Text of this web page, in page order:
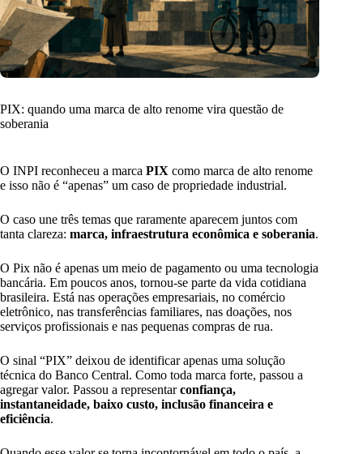
PIX: quando uma marca de alto renome vira questão de
soberania
O INPI reconheceu a marca PIX como marca de alto renome
e isso não é “apenas” um caso de propriedade industrial.
O caso une três temas que raramente aparecem juntos com
tanta clareza: marca, infraestrutura econômica e soberania.
O Pix não é apenas um meio de pagamento ou uma tecnologia
bancária. Em poucos anos, tornou-se parte da vida cotidiana
brasileira. Está nas operações empresariais, no comércio
eletrônico, nas transferências familiares, nas doações, nos
serviços profissionais e nas pequenas compras de rua.
O sinal “PIX” deixou de identificar apenas uma solução
técnica do Banco Central. Como toda marca forte, passou a
agregar valor. Passou a representarconfiança,
instantaneidade, baixo custo, inclusão financeira e
eficiência.